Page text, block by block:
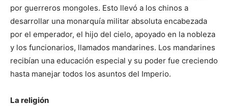
por guerreros mongoles. Esto llevó a los chinos a
desarrollar una monarquía militar absoluta encabezada
por el emperador, el hijo del cielo, apoyado en la nobleza
y los funcionarios, llamados mandarines. Los mandarines
recibían una educación especial y su poder fue creciendo
hasta manejar todos los asuntos del Imperio.
La religión